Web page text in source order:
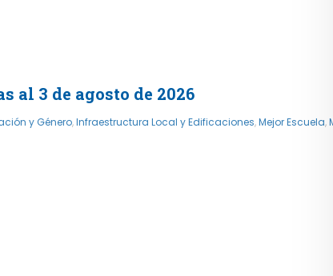
al 3 de agosto de 2026
y Género,Infraestructura Local y Edificaciones,Mejor Escuela,